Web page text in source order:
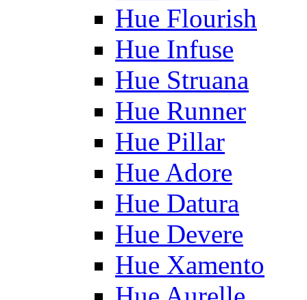
Hue Flourish
Hue Infuse
Hue Struana
Hue Runner
Hue Pillar
Hue Adore
Hue Datura
Hue Devere
Hue Xamento